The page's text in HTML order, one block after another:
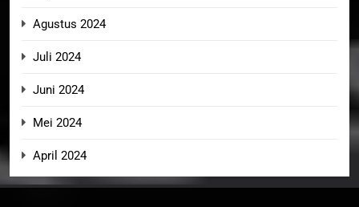
Agustus 2024
Juli 2024
Juni 2024
Mei 2024
April 2024